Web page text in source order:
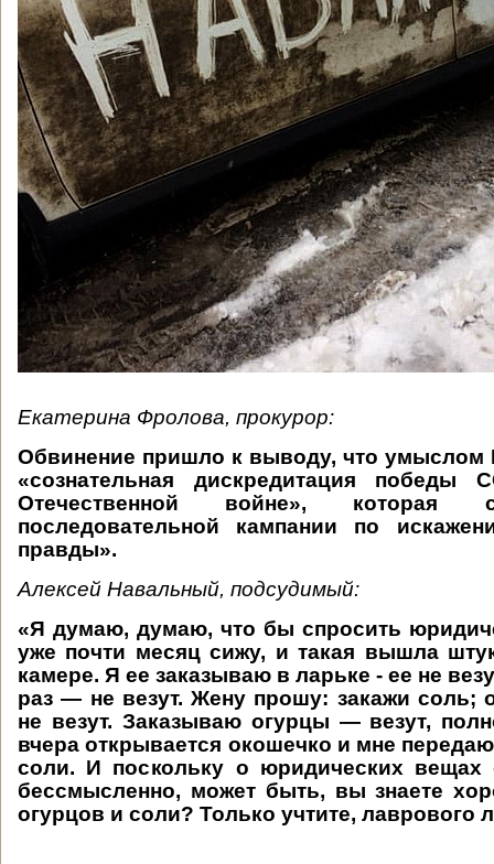
Екатерина Фролова, прокурор:
Обвинение пришло к выводу, что умыслом
«сознательная дискредитация
Отечественной войне», которая
последовательной кампании по
правды».
Алексей Навальный, подсудимый:
«Я думаю, думаю, что бы спросить
уже почти месяц сижу, и такая вышла
камере. Я ее заказываю в ларьке - ее не
раз — не везут. Жену прошу: закажи соль;
не везут. Заказываю огурцы — везут,
вчера открывается окошечко и мне
соли. И поскольку о юридических вещах
бессмысленно, может быть, вы знаете
огурцов и соли? Только учтите, лаврового